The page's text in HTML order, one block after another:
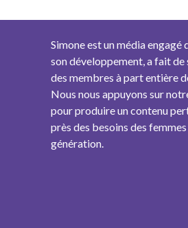
Simone est un média engagé
son développement, a fait de
des membres à part entière
Nous nous appuyons sur
pour produire un contenu
près des besoins des
génération.